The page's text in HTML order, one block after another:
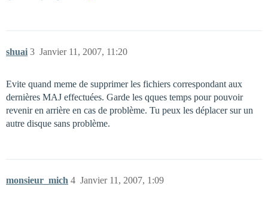
shuai Janvier 11, 2007, 11:20
3
Evite quand meme de supprimer les fichiers correspondant aux
dernières MAJ effectuées. Garde les qques temps pour pouvoir
revenir en arrière en cas de problème. Tu peux les déplacer sur un
autre disque sans problème.
monsieur_mich Janvier 11, 2007, 1:09
4